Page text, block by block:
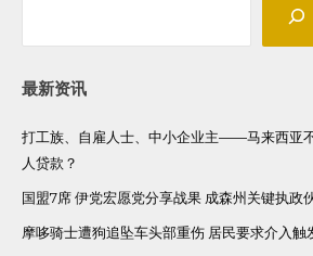
最新资讯
打工族、自雇人士、中小企业主——马来西亚
人贷款？
国盟7席 伊党宏愿党分享战果 成森州关键执政
摩哆骑士遭狗追坠车头部重伤 居民要求介入触